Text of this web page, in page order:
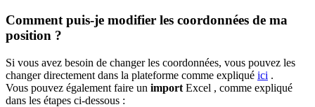
Comment puis-je modifier les coordonnées de ma
position ?
Si vous avez besoin de changer les coordonnées, vous pouvez les
changer directement dans la plateforme comme expliqué ici .
Vous pouvez également faire un import Excel , comme expliqué
dans les étapes ci-dessous :